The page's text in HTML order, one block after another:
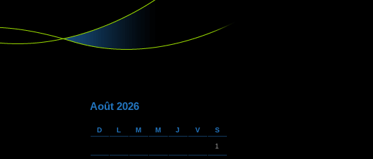
Août 2026
D L M M J V S
1